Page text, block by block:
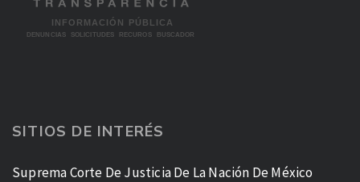
SITIOS DE INTERÉS
Suprema Corte De Justicia De La Nación De México